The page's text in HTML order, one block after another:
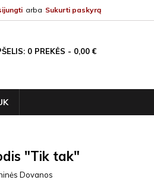
arba Sukurti paskyrą
0 PREKĖS - 0,00 €
"Tik tak"
Dovanos